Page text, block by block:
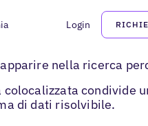
Login
Concetto store-in-store per le
nella ricerca
condivide
di dati risolvibile.